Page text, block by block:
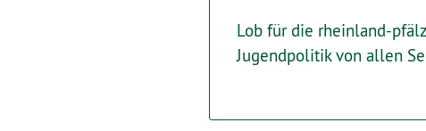
Lob für die rheinland-
Jugendpolitik von allen